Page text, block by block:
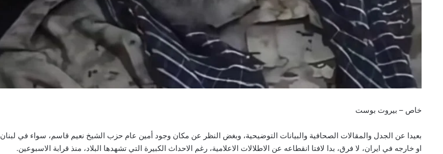
خاص – بيروت بوست
بعيدا عن الجدل والمقالات الصحافية والبيانات التوضيحية، وبغض النظر عن مكان وجود أمين عام حزب الشيخ نعيم قاسم، سواء في لبنان
او خارجه في ايران، لا فرق، بدا لافتا انقطاعه عن الاطلالات الاعلامية، رغم الاحداث الكبيرة التي تشهدها البلاد، منذ قرابة الاسبوعين.